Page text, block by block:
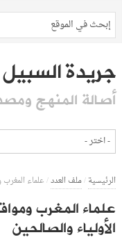
جريدة
أصالة المنهج
الرئيسية/ملف العدد/علماء المغرب
علماء المغرب
الأولياء والصالحين